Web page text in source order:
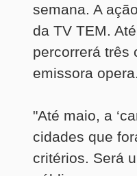
semana. A
da TV TEM.
percorrerá três
emissora opera.
"Até maio, a
cidades que
critérios. Será